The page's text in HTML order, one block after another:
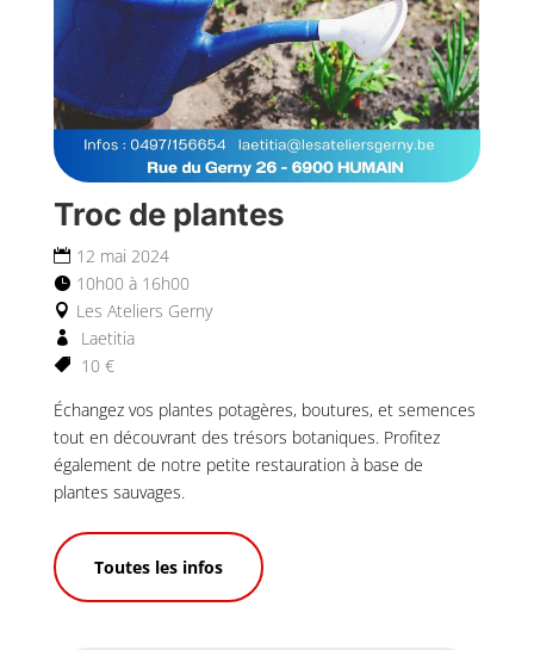
Troc de plantes
12 mai 2024
10h00 à 16h00
Les Ateliers Gerny
Laetitia
10 €
Échangez vos plantes potagères, boutures, et semences
tout en découvrant des trésors botaniques. Profitez
également de notre petite restauration à base de
plantes sauvages.
Toutes les infos